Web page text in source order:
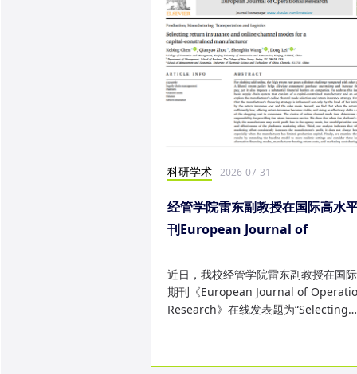
科研学术 2026-07-31
经管学院雷东副教授在国际高水
刊European Journal of
果
近日，我校经管学院雷东副教授在国
期刊《European Journal of
Research》在线发表题为“Selecting